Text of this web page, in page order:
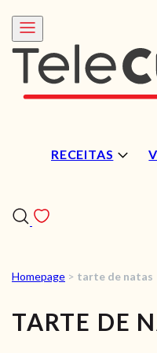
RECEITAS
Homepage > tarte de natas
TARTE DE